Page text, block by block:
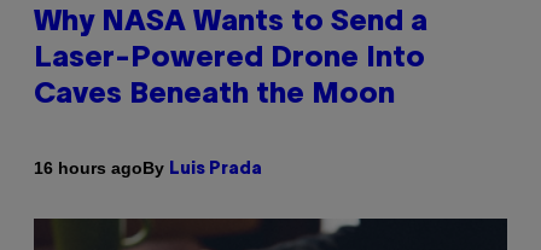
Why NASA Wants to Send a
Laser-Powered Drone Into
Caves Beneath the Moon
16 hours agoBy Luis Prada